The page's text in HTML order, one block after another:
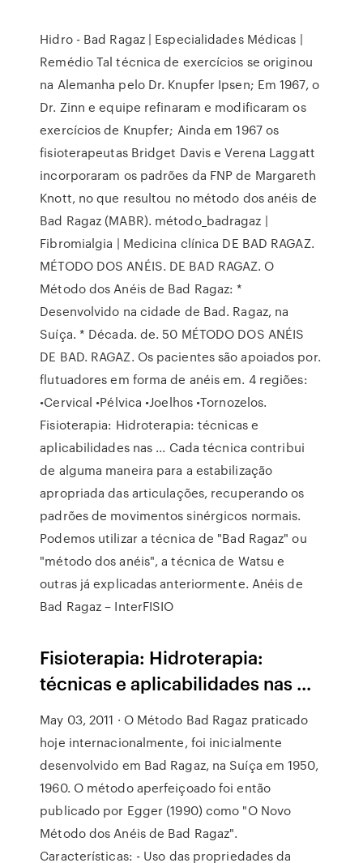
Hidro - Bad Ragaz | Especialidades Médicas |
Remédio Tal técnica de exercícios se originou
na Alemanha pelo Dr. Knupfer Ipsen; Em 1967, o
Dr. Zinn e equipe refinaram e modificaram os
exercícios de Knupfer; Ainda em 1967 os
fisioterapeutas Bridget Davis e Verena Laggatt
incorporaram os padrões da FNP de Margareth
Knott, no que resultou no método dos anéis de
Bad Ragaz (MABR). método_badragaz |
Fibromialgia | Medicina clínica DE BAD RAGAZ.
MÉTODO DOS ANÉIS. DE BAD RAGAZ. O
Método dos Anéis de Bad Ragaz: *
Desenvolvido na cidade de Bad. Ragaz, na
Suíça. * Década. de. 50 MÉTODO DOS ANÉIS
DE BAD. RAGAZ. Os pacientes são apoiados por.
flutuadores em forma de anéis em. 4 regiões:
•Cervical •Pélvica •Joelhos •Tornozelos.
Fisioterapia: Hidroterapia: técnicas e
aplicabilidades nas ... Cada técnica contribui
de alguma maneira para a estabilização
apropriada das articulações, recuperando os
padrões de movimentos sinérgicos normais.
Podemos utilizar a técnica de "Bad Ragaz" ou
"método dos anéis", a técnica de Watsu e
outras já explicadas anteriormente. Anéis de
Bad Ragaz – InterFISIO
Fisioterapia: Hidroterapia:
técnicas e aplicabilidades nas ...
May 03, 2011 · O Método Bad Ragaz praticado
hoje internacionalmente, foi inicialmente
desenvolvido em Bad Ragaz, na Suíça em 1950,
1960. O método aperfeiçoado foi então
publicado por Egger (1990) como "O Novo
Método dos Anéis de Bad Ragaz".
Características: - Uso das propriedades da